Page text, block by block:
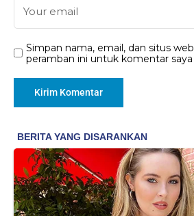
Simpan nama, email, dan situs
peramban ini untuk komentar